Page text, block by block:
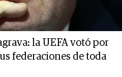
la UEFA votó por
federaciones de toda